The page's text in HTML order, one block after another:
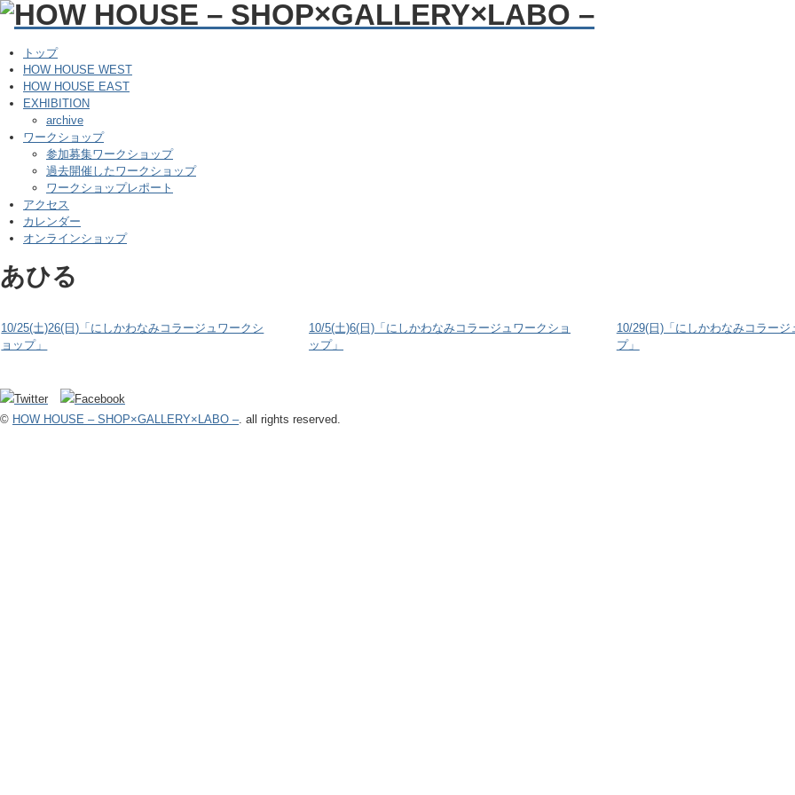
トップ
HOW HOUSE WEST
HOW HOUSE EAST
EXHIBITION
archive
ワークショップ
参加募集ワークショップ
過去開催したワークショップ
ワークショップレポート
アクセス
カレンダー
オンラインショップ
あひる
10/25(土)26(日)「にしかわなみコラージュワークシ
ョップ」
10/5(土)6(日)「にしかわなみコラージュワークショ
ップ」
10/29(日)「にしかわなみコラージ
プ」
© HOW HOUSE – SHOP×GALLERY×LABO –. all rights reserved.